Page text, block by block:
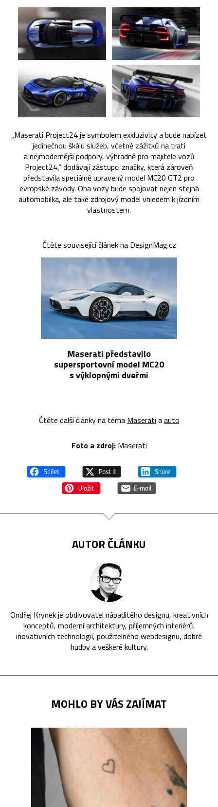
„Maserati Project24 je symbolem exkluzivity a bude nabízet
jedinečnou škálu služeb, včetně zážitků na trati
a nejmodernější podpory, výhradně pro majitele vozů
Project24,“ dodávají zástupci značky, která zároveň
představila speciálně upravený model MC20 GT2 pro
evropské závody. Oba vozy bude spojovat nejen stejná
automobilka, ale také zdrojový model vhledem k jízdním
vlastnostem.
Čtěte související článek na DesignMag.cz
Maserati představilo
supersportovní model MC20
s výklopnými dveřmi
Čtěte další články na téma Maserati aauto
Foto a zdroj: Maserati
AUTOR ČLÁNKU
Ondřej Krynek je obdivovatel nápaditého designu, kreativních
konceptů, moderní architektury, příjemných interiérů,
inovativních technologií, použitelného webdesignu, dobré
hudby a veškeré kultury.
MOHLO BY VÁS ZAJÍMAT